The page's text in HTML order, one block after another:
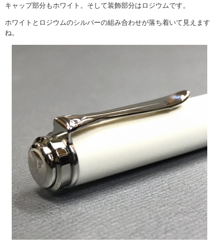
キャップ部分もホワイト。そして装飾部分はロジウムです。
ホワイトとロジウムのシルバーの組み合わせが落ち着いて見えます
ね。